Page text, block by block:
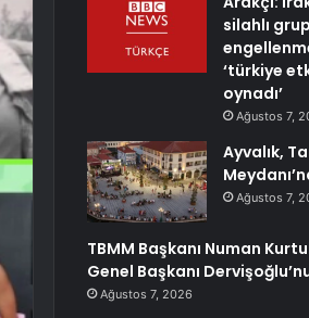
silahlı
‘türkiye
oynadı’
Ağustos 7,
Ayvalık,
Ağustos 7,
TBMM Başkanı Numan
Genel Başkanı
Ağustos 7, 2026